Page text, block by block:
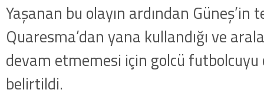
Yaşanan bu olayın ardından Güneş’in
Quaresma’dan yana kullandığı ve
devam etmemesi için golcü futbolcuyu
belirtildi.